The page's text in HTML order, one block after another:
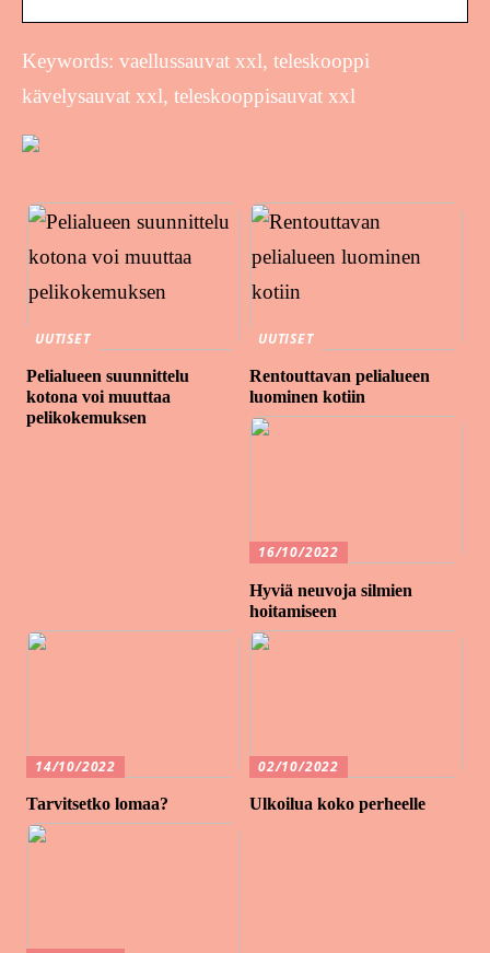
Keywords: vaellussauvat xxl, teleskooppi
kävelysauvat xxl, teleskooppisauvat xxl
UUTISET
Pelialueen suunnittelu
kotona voi muuttaa
pelikokemuksen
UUTISET
Rentouttavan pelialueen
luominen kotiin
16/10/2022
Hyviä neuvoja silmien
hoitamiseen
14/10/2022
Tarvitsetko lomaa?
02/10/2022
Ulkoilua koko perheelle